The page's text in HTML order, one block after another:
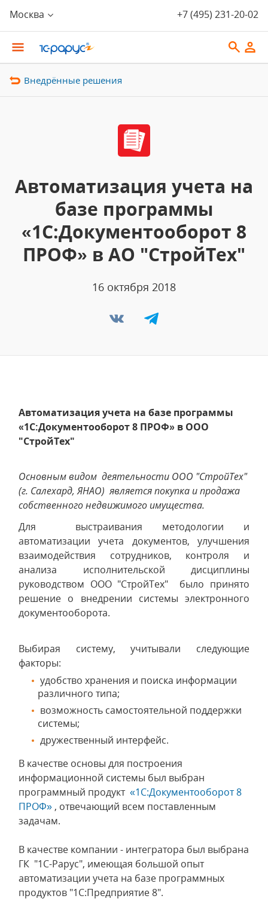
Москва +7 (495) 231-20-02
Внедрённые решения
Автоматизация учета на
базе программы
«1С:Документооборот 8
ПРОФ» в АО "СтройТех"
16 октября 2018
Автоматизация учета на базе программы
«1С:Документооборот 8 ПРОФ» в ООО
"СтройТех"
Основным видом деятельности ООО "СтройТех"
(г. Салехард, ЯНАО) является покупка и продажа
собственного недвижимого имущества.
Для выстраивания методологии и
автоматизации учета документов, улучшения
взаимодействия сотрудников, контроля и
анализа исполнительской дисциплины
руководством ООО "СтройТех" было принято
решение о внедрении системы электронного
документооборота.
Выбирая систему, учитывали следующие
факторы:
удобство хранения и поиска информации
различного типа;
возможность самостоятельной поддержки
системы;
дружественный интерфейс.
В качестве основы для построения
информационной системы был выбран
программный продукт «1С:Документооборот 8
ПРОФ» , отвечающий всем поставленным
задачам.
В качестве компании - интегратора был выбрана
ГК "1С-Рарус", имеющая большой опыт
автоматизации учета на базе программных
продуктов "1С:Предприятие 8".